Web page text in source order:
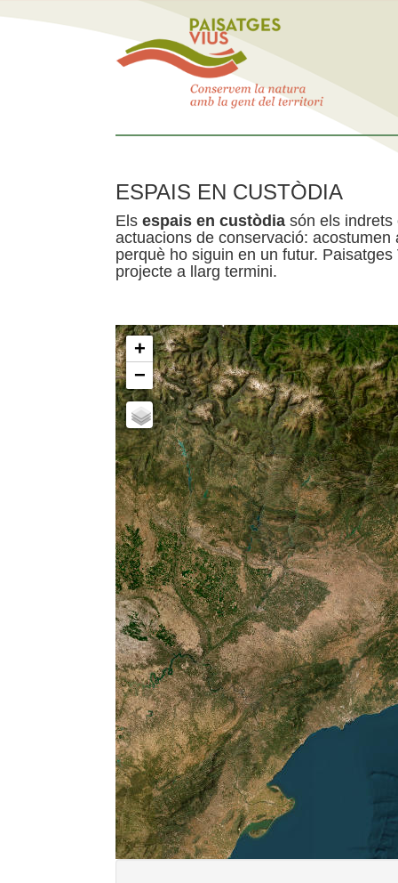
ESPAIS EN CUSTÒDIA
Els espais en custòdia són els indrets
actuacions de conservació:
perquè ho siguin en un futur.
projecte a llarg termini.
+
−